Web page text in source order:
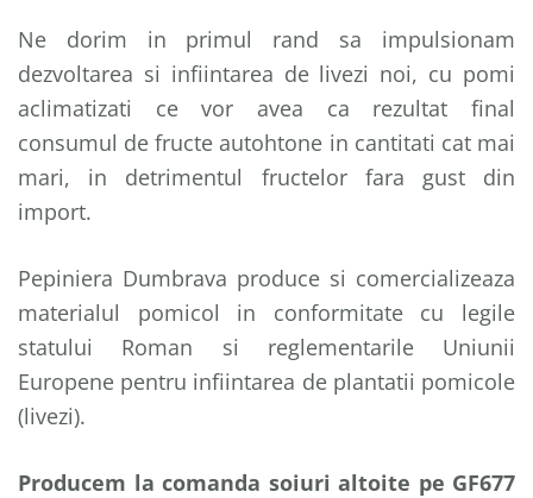
Ne dorim in primul rand sa impulsionam
dezvoltarea si infiintarea de livezi noi, cu pomi
aclimatizati ce vor avea ca rezultat final
consumul de fructe autohtone in cantitati cat mai
mari, in detrimentul fructelor fara gust din
import.
Pepiniera Dumbrava produce si comercializeaza
materialul pomicol in conformitate cu legile
statului Roman si reglementarile Uniunii
Europene pentru infiintarea de plantatii pomicole
(livezi).
Producem la comanda soiuri altoite pe GF677